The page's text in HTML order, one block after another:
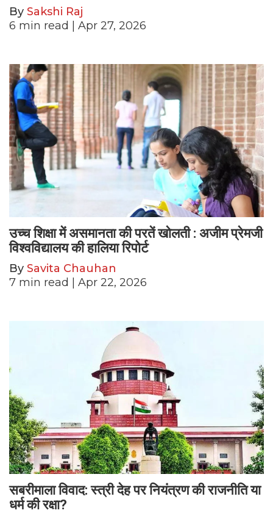
By Sakshi Raj
6 min read | Apr 27, 2026
उच्च शिक्षा में असमानता की परतें खोलती : अजीम प्रेमजी
विश्वविद्यालय की हालिया रिपोर्ट
By Savita Chauhan
7 min read | Apr 22, 2026
सबरीमाला विवाद: स्त्री देह पर नियंत्रण की राजनीति या
धर्म की रक्षा?